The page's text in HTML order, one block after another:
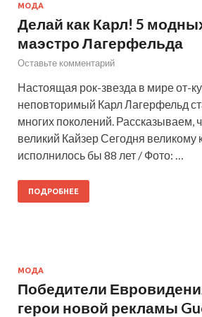
МОДА
Делай как Карл! 5
маэстро Лагерфельда
Оставьте комментарий
Настоящая рок-звезда в мире от-
неповторимый Карл Лагерфельд
многих поколений. Рассказываем,
великий Кайзер Сегодня великому
исполнилось бы 88 лет / Фото: …
ПОДРОБНЕЕ
МОДА
Победители
герои новой рекламы